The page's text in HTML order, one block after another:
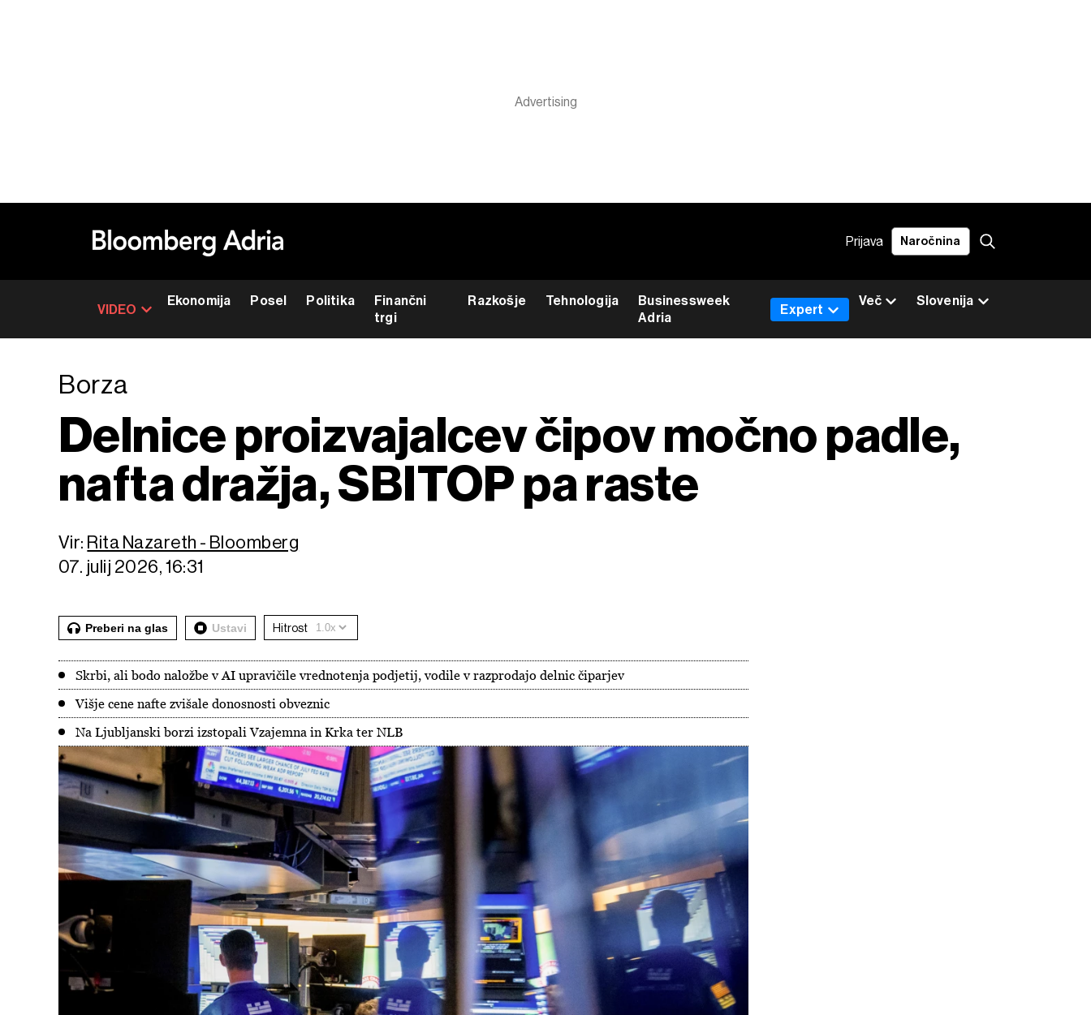
Prijava Naročnina
VIDEO
Ekonomija Posel Politika
Finančni
trgi
Razkošje Tehnologija
Businessweek
Adria
Slovenija
Expert
Več
Borza
Delnice proizvajalcev čipov močno padle,
nafta dražja, SBITOP pa raste
Vir: Rita Nazareth - Bloomberg
07. julij 2026, 16:31
Preberi na glas Ustavi Hitrost
Skrbi, ali bodo naložbe v AI upravičile vrednotenja podjetij, vodile v razprodajo delnic čiparjev
Višje cene nafte zvišale donosnosti obveznic
Na Ljubljanski borzi izstopali Vzajemna in Krka ter NLB